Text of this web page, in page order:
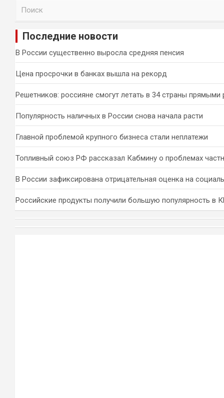
и
Последние новости
В России существенно выросла средняя пенсия
Цена просрочки в банках вышла на рекорд
Решетников: россияне смогут летать в 34 страны прямыми
Популярность наличных в России снова начала расти
Главной проблемой крупного бизнеса стали неплатежи
Топливный союз РФ рассказал Кабмину о проблемах
В России зафиксирована отрицательная оценка на
Российские продукты получили большую популярность в